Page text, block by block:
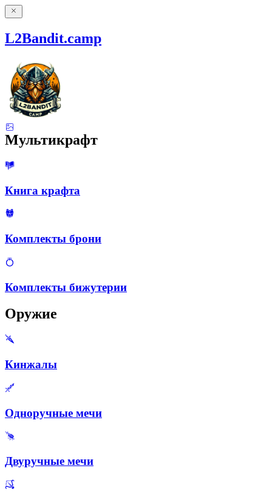
L2Bandit.camp
Мультикрафт
Книга крафта
Комплекты брони
Комплекты бижутерии
Оружие
Кинжалы
Одноручные мечи
Двуручные мечи